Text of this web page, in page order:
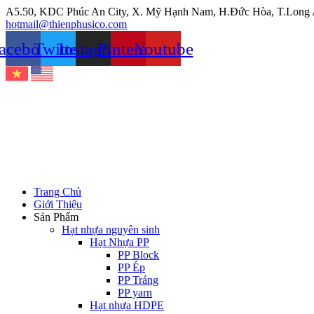
Chuyển
đến
dung
A5.50, KDC Phúc An City, X. Mỹ Hạnh Nam, H.Đức Hòa, T.Long
hotmail@thienphusico.com
TwitterInstagramPinterestYoutube
Trang Chủ
Giới Thiệu
Sản Phẩm
Hạt nhựa nguyên sinh
Hạt Nhựa PP
PP Block
PP Ép
PP Tráng
PP yarn
Hạt nhựa HDPE